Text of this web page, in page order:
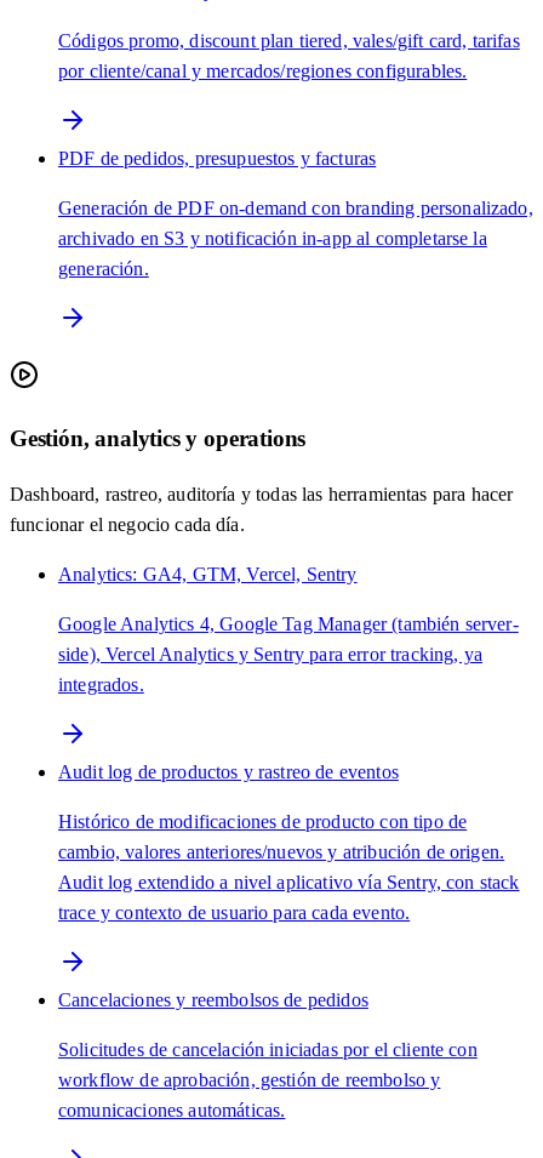
Códigos promo, discount plan tiered, vales/gift card, tarifas
por cliente/canal y mercados/regiones configurables.
PDF de pedidos, presupuestos y facturas
Generación de PDF on-demand con branding personalizado,
archivado en S3 y notificación in-app al completarse la
generación.
Gestión, analytics y operations
Dashboard, rastreo, auditoría y todas las herramientas para hacer
funcionar el negocio cada día.
Analytics: GA4, GTM, Vercel, Sentry
Google Analytics 4, Google Tag Manager (también server-
side), Vercel Analytics y Sentry para error tracking, ya
integrados.
Audit log de productos y rastreo de eventos
Histórico de modificaciones de producto con tipo de
cambio, valores anteriores/nuevos y atribución de origen.
Audit log extendido a nivel aplicativo vía Sentry, con stack
trace y contexto de usuario para cada evento.
Cancelaciones y reembolsos de pedidos
Solicitudes de cancelación iniciadas por el cliente con
workflow de aprobación, gestión de reembolso y
comunicaciones automáticas.